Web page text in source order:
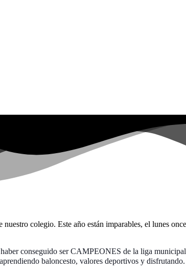
colegio. Este año están imparables, el lunes
conseguido ser CAMPEONES de la liga
baloncesto, valores deportivos y disfrutando.